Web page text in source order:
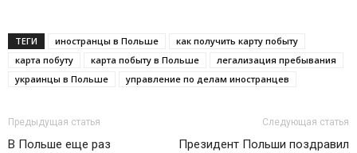
ТЕГИ иностранцы в Польше
как получить карту побыту
карта побуту
карта побыту в Польше
легализация пребывания
украинцы в Польше
управление по делам иностранцев
Предыдущая статья
В Польше еще раз
Следующая статья
Президент Польши поздравил